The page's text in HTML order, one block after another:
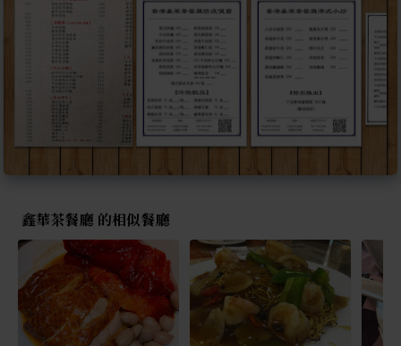
鑫華茶餐廳 的相似餐廳